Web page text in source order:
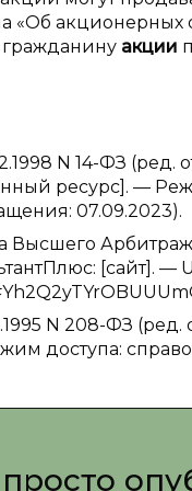
«Об акционерных
акции
N 14-ФЗ (ред.
ресурс]. —
07.09.2023).
[сайт].
N 208-ФЗ
доступа: